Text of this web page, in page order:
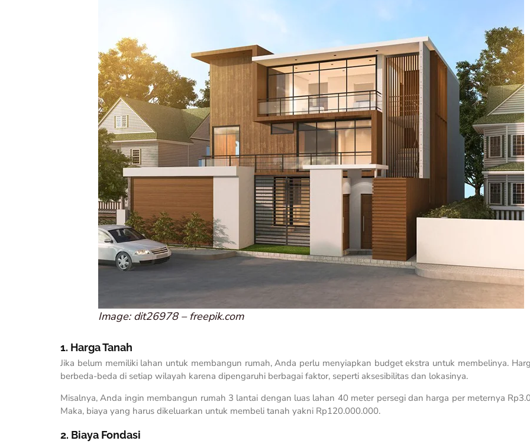
Image: dit26978 – freepik.com
1. Harga Tanah
Jika belum memiliki lahan untuk membangun rumah, Anda perlu menyiapkan budget ekstra untuk membelinya.
berbeda-beda di setiap wilayah karena dipengaruhi berbagai faktor, seperti aksesibilitas dan lokasinya.
Misalnya, Anda ingin membangun rumah 3 lantai dengan luas lahan 40 meter persegi dan harga per meternya
Maka, biaya yang harus dikeluarkan untuk membeli tanah yakni Rp120.000.000.
2. Biaya Fondasi